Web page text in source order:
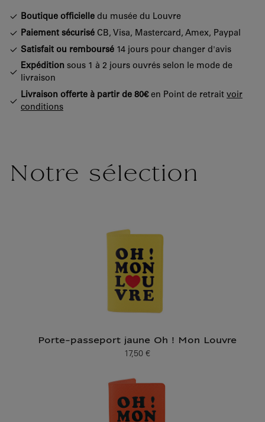
Boutique officielle du musée du Louvre
Paiement sécurisé CB, Visa, Mastercard, Amex, Paypal
Satisfait ou remboursé 14 jours pour changer d'avis
Expédition sous 1 à 2 jours ouvrés selon le mode de
livraison
Livraison offerte à partir de 80€en Point de retrait voir
conditions
Notre sélection
Porte-passeport jaune Oh ! Mon Louvre
Prix ​​actuel
17,50 €